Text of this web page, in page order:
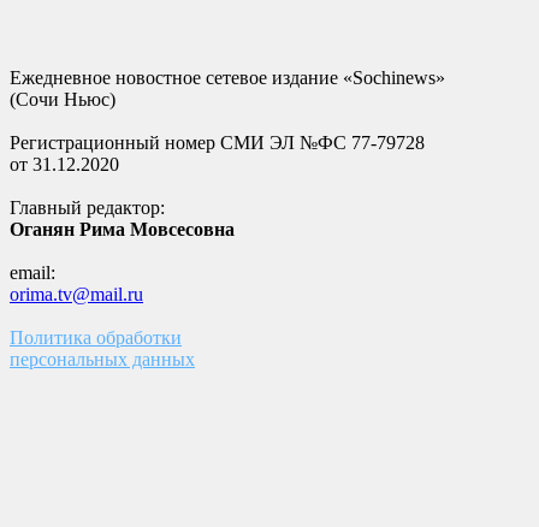
Ежедневное новостное сетевое издание «Sochinews»
(Сочи Ньюс)
Регистрационный номер СМИ ЭЛ №ФС 77-79728
от 31.12.2020
Главный редактор:
Оганян Рима Мовсесовна
email:
orima.tv@mail.ru
Политика обработки
персональных данных